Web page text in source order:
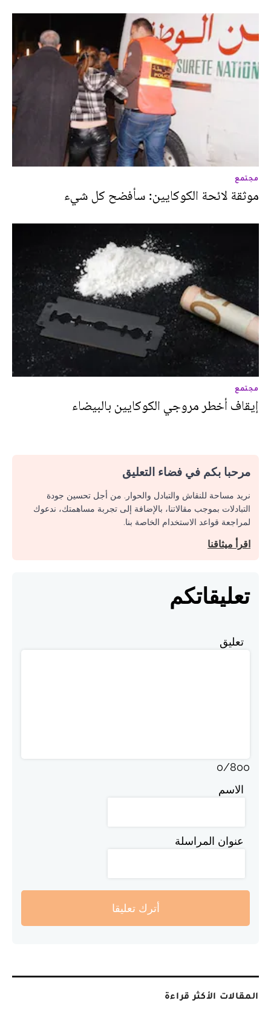
مجتمع
موثقة لائحة الكوكايين: سأفضح كل شيء
مجتمع
إيقاف أخطر مروجي الكوكايين بالبيضاء
مرحبا بكم في فضاء التعليق
نريد مساحة للنقاش والتبادل والحوار. من أجل تحسين جودة
التبادلات بموجب مقالاتنا، بالإضافة إلى تجربة مساهمتك، ندعوك
لمراجعة قواعد الاستخدام الخاصة بنا.
اقرأ ميثاقنا
تعليقاتكم
تعليق
0/800
الاسم
عنوان المراسلة
أترك تعليقا
المقالات الأكثر قراءة